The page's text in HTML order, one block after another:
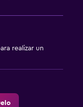
realizar un